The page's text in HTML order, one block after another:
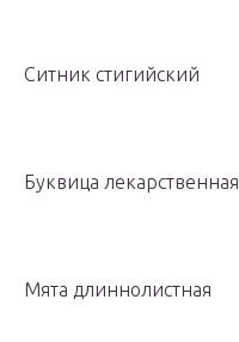
Ситник стигийский
Буквица лекарственная
Мята длиннолистная